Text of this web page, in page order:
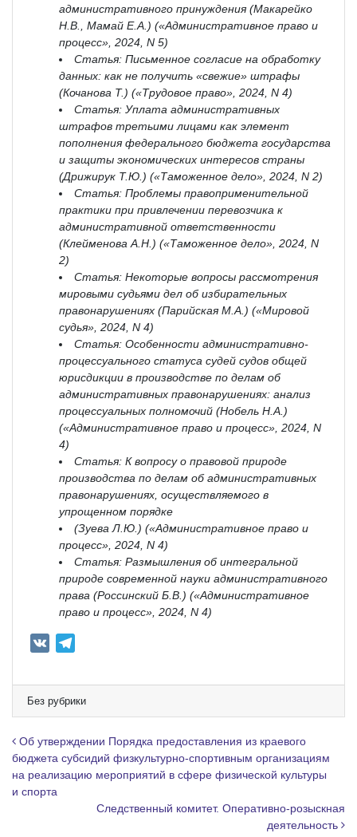
административного принуждения (Макарейко
Н.В., Мамай Е.А.) («Административное право и
процесс», 2024, N 5)
Статья: Письменное согласие на обработку
данных: как не получить «свежие» штрафы
(Кочанова Т.) («Трудовое право», 2024, N 4)
Статья: Уплата административных
штрафов третьими лицами как элемент
пополнения федерального бюджета государства
и защиты экономических интересов страны
(Дрижирук Т.Ю.) («Таможенное дело», 2024, N 2)
Статья: Проблемы правоприменительной
практики при привлечении перевозчика к
административной ответственности
(Клейменова А.Н.) («Таможенное дело», 2024, N
2)
Статья: Некоторые вопросы рассмотрения
мировыми судьями дел об избирательных
правонарушениях (Парийская М.А.) («Мировой
судья», 2024, N 4)
Статья: Особенности административно-
процессуального статуса судей судов общей
юрисдикции в производстве по делам об
административных правонарушениях: анализ
процессуальных полномочий (Нобель Н.А.)
(«Административное право и процесс», 2024, N
4)
Статья: К вопросу о правовой природе
производства по делам об административных
правонарушениях, осуществляемого в
упрощенном порядке
(Зуева Л.Ю.) («Административное право и
процесс», 2024, N 4)
Статья: Размышления об интегральной
природе современной науки административного
права (Россинский Б.В.) («Административное
право и процесс», 2024, N 4)
e
g
r
a
m
Без рубрики
Навигация по записям
Об утверждении Порядка предоставления из краевого
бюджета субсидий физкультурно-спортивным организациям
на реализацию мероприятий в сфере физической культуры
и спорта
Следственный комитет. Оперативно-розыскная
деятельность